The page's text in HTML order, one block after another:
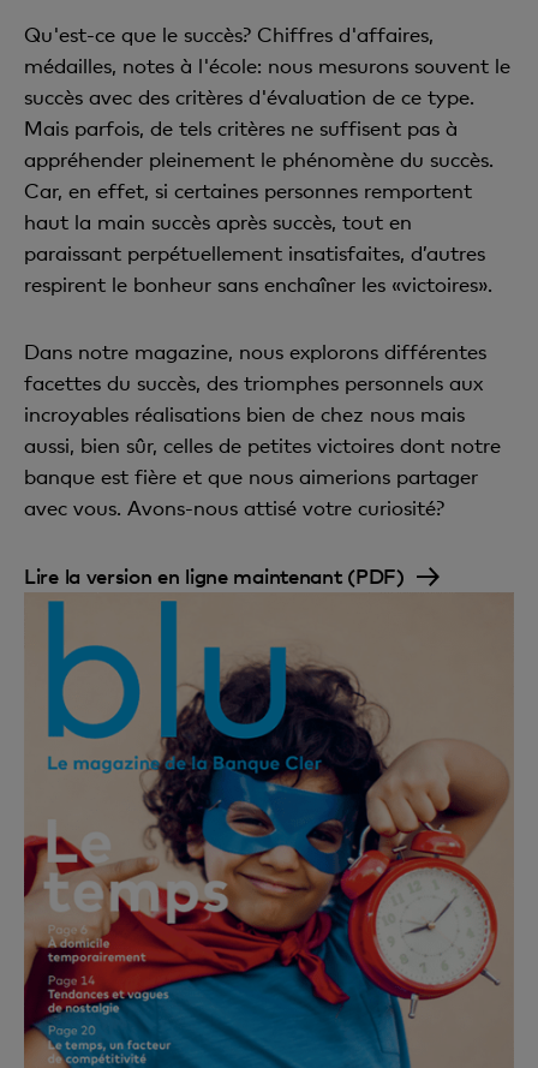
Qu'est-ce que le succès? Chiffres d'affaires,
médailles, notes à l'école: nous mesurons souvent le
succès avec des critères d'évaluation de ce type.
Mais parfois, de tels critères ne suffisent pas à
appréhender pleinement le phénomène du succès.
Car, en effet, si certaines personnes remportent
haut la main succès après succès, tout en
paraissant perpétuellement insatisfaites, d’autres
respirent le bonheur sans enchaîner les «victoires».
Dans notre magazine, nous explorons différentes
facettes du succès, des triomphes personnels aux
incroyables réalisations bien de chez nous mais
aussi, bien sûr, celles de petites victoires dont notre
banque est fière et que nous aimerions partager
avec vous. Avons-nous attisé votre curiosité?
Lire la version en ligne maintenant (PDF)